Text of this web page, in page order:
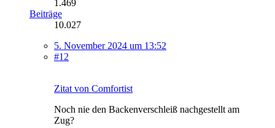
1.469
Beiträge
10.027
5. November 2024 um 13:52
#12
Zitat von Comfortist
Noch nie den Backenverschleiß nachgestellt am
Zug?